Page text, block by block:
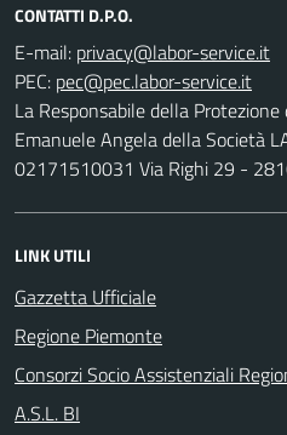
CONTATTI D.P.O.
E-mail:
PEC:
La Responsabile della
Emanuele Angela della Società
02171510031 Via Righi 29 -
LINK UTILI
Gazzetta Ufficiale
Regione Piemonte
Consorzi Socio Assistenziali
A.S.L. BI